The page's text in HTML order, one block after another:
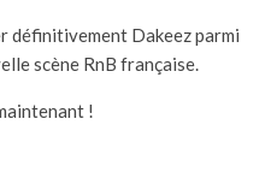
définitivement Dakeez parmi
scène RnB française.
!